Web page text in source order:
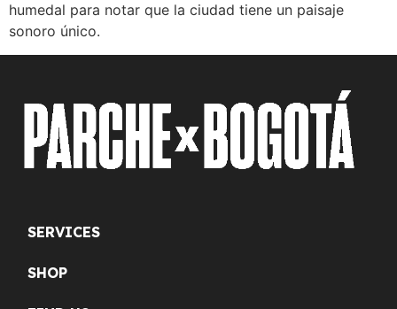
humedal para notar que la ciudad tiene un paisaje
sonoro único.
SERVICES
SHOP